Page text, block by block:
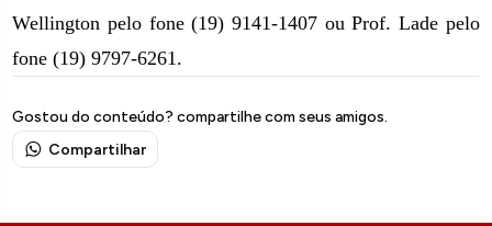
Wellington pelo fone (19) 9141-1407 ou Prof. Lade pelo
fone (19) 9797-6261.
Gostou do conteúdo? compartilhe com seus amigos.
Compartilhar